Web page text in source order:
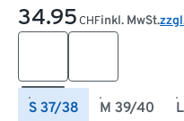
34.95 CHFinkl. MwSt.
S 37/38 M 39/40